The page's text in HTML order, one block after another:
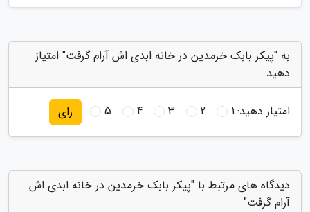
به "پیکر بابک خرمدین در خانه ابدی اش آرام گرفت" امتیاز
دهید
امتیاز دهید:1
2
3
4
5 رای
دیدگاه های مرتبط با "پیکر بابک خرمدین در خانه ابدی اش
آرام گرفت"